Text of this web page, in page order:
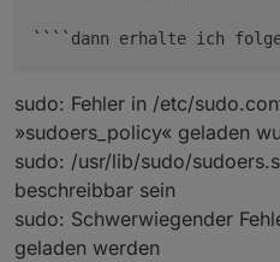
`` ``
sudo: Fehler in /etc/
»sudoers_policy« geladen
sudo: /usr/lib/sudo/
beschreibbar sein
sudo: Schwerwiegender
geladen werden